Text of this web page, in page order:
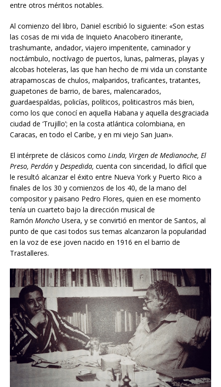
entre otros méritos notables.
Al comienzo del libro, Daniel escribió lo siguiente: «Son estas
las cosas de mi vida de Inquieto Anacobero itinerante,
trashumante, andador, viajero impenitente, caminador y
noctámbulo, noctívago de puertos, lunas, palmeras, playas y
alcobas hoteleras, las que han hecho de mi vida un constante
atrapamoscas de chulos, malparidos, traficantes, tratantes,
guapetones de barrio, de bares, malencarados,
guardaespaldas, policías, políticos, politicastros más bien,
como los que conocí en aquella Habana y aquella desgraciada
ciudad de ‘Trujillo’; en la costa atlántica colombiana, en
Caracas, en todo el Caribe, y en mi viejo San Juan».
El intérprete de clásicos como Linda, Virgen de Medianoche, El
Preso, Perdón y Despedida, cuenta con sinceridad, lo difícil que
le resultó alcanzar el éxito entre Nueva York y Puerto Rico a
finales de los 30 y comienzos de los 40, de la mano del
compositor y paisano Pedro Flores, quien en ese momento
tenía un cuarteto bajo la dirección musical de
Ramón Moncho Usera, y se convirtió en mentor de Santos, al
punto de que casi todos sus temas alcanzaron la popularidad
en la voz de ese joven nacido en 1916 en el barrio de
Trastalleres.